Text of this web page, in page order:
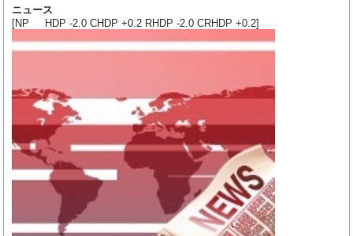
ニュース
[NP HDP -2.0 CHDP +0.2 RHDP -2.0 CRHDP +0.2]